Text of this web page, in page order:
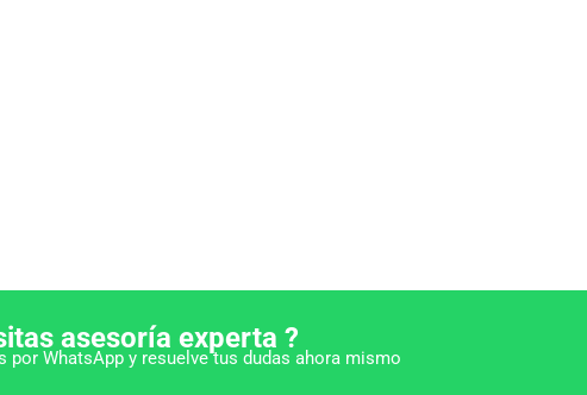
asesoría experta ?
por WhatsApp y resuelve tus dudas ahora mismo